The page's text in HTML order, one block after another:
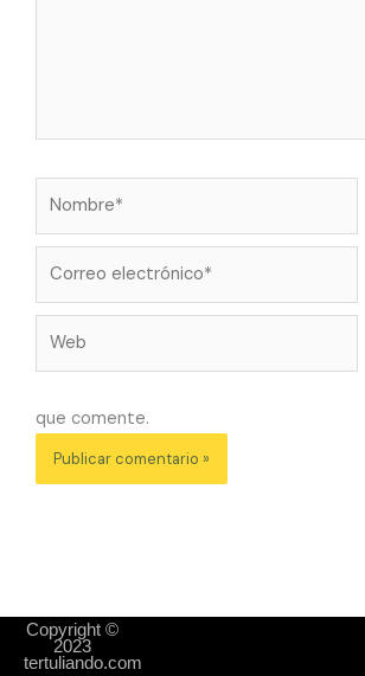
electrónico*
que comente.
Copyright ©
2023
tertuliando.com